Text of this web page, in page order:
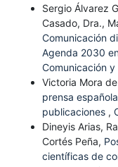
Sergio Álvarez
Casado, Dra.,
Comunicación
Agenda 2030
Comunicación
Victoria Mora
prensa
publicaciones ,
Dineyis Arias,
Cortés Peña,
científicas de